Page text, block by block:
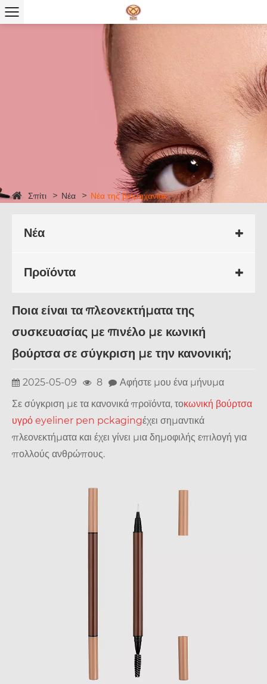
Σπίτι Νέα Νέα της βιομηχανίας
Νέα
Προϊόντα
Ποια είναι τα πλεονεκτήματα της
συσκευασίας με πινέλο με κωνική
βούρτσα σε σύγκριση με την κανονική;
2025-05-09 8
Αφήστε μου ένα μήνυμα
Σε σύγκριση με τα κανονικά προϊόντα, τοκωνική βούρτσα
υγρό eyeliner pen pckagingέχει σημαντικά
πλεονεκτήματα και έχει γίνει μια δημοφιλής επιλογή για
πολλούς ανθρώπους.